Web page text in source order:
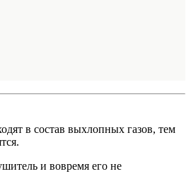
в состав выхлопных газов, тем
и вовремя его не